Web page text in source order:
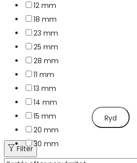
12 mm
18 mm
23 mm
25 mm
28 mm
11 mm
13 mm
14 mm
15 mm
20 mm
30 mm
Ryd
Filter